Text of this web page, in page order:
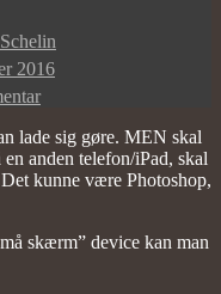
2016
til
Billedebehandling
–
Retouch
lade sig gøre. MEN skal
anden telefon/iPad, skal
kunne være Photoshop,
skærm” device kan man